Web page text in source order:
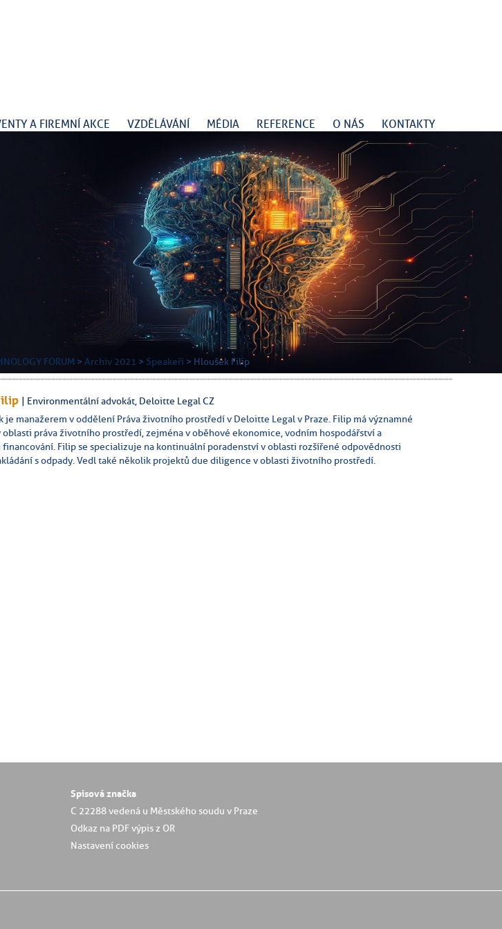
A FIREMNÍ AKCE VZDĚLÁVÁNÍ MÉDIA REFERENCE O NÁS KONTAKTY
FORUM > Archiv 2021 > Speakeři > Hloušek Filip
| Environmentální advokát, Deloitte Legal CZ
je manažerem v oddělení Práva životního prostředí v Deloitte Legal v Praze. Filip má významné
oblasti práva životního prostředí, zejména v oběhové ekonomice, vodním hospodářství a
Filip se specializuje na kontinuální poradenství v oblasti rozšířené odpovědnosti
s odpady. Vedl také několik projektů due diligence v oblasti životního prostředí.
Spisová značka
C 22288 vedená u Městského soudu v Praze
Odkaz na PDF výpis z OR
Nastavení cookies